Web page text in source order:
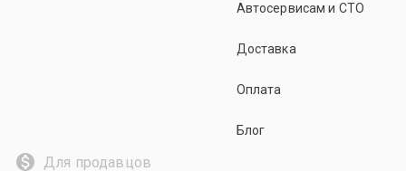
Автосервисам и СТО
Доставка
Оплата
Блог
Для продавцов